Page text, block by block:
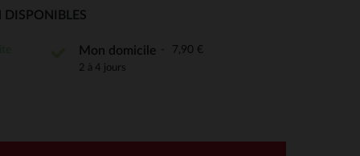
DISPONIBLES
Mon domicile 7,90 €
2 à 4 jours